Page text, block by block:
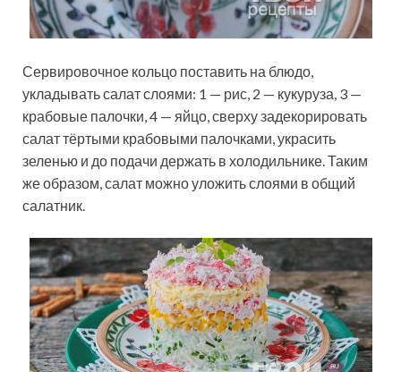
Сервировочное кольцо поставить на блюдо,
укладывать салат слоями: 1 — рис, 2 — кукуруза, 3 —
крабовые палочки, 4 — яйцо, сверху задекорировать
салат тёртыми крабовыми палочками, украсить
зеленью и до подачи держать в холодильнике. Таким
же образом, салат можно уложить слоями в общий
салатник.